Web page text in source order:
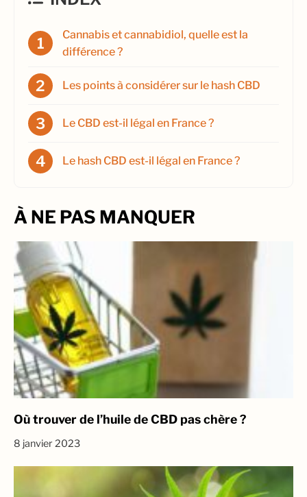
Cannabis et cannabidiol, quelle est la
différence ?
Les points à considérer sur le hash CBD
Le CBD est-il légal en France ?
Le hash CBD est-il légal en France ?
À NE PAS MANQUER
Où trouver de l’huile de CBD pas chère ?
8 janvier 2023